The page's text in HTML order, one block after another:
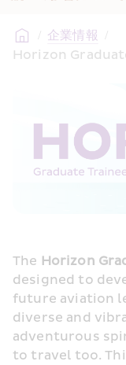
/ 企業情報 /
Horizon
The Horizon
designed to
future aviation
diverse and
adventurous
to travel too.